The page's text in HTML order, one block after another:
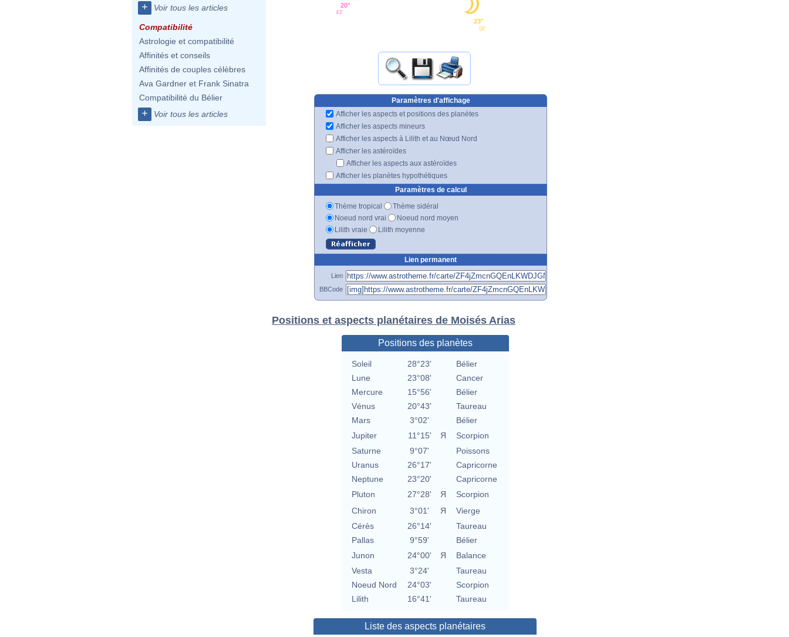
+ Voir tous les articles
Compatibilité
Astrologie et compatibilité
Affinités et conseils
Affinités de couples célèbres
Ava Gardner et Frank Sinatra
Compatibilité du Bélier
+ Voir tous les articles
20°
43'
23°
08'
Paramètres d'affichage
Afficher les aspects et positions des planètes
Afficher les aspects mineurs
Afficher les aspects à Lilith et au Nœud Nord
Afficher les astéroïdes
Afficher les aspects aux astéroïdes
Afficher les planètes hypothétiques
Paramètres de calcul
Thème tropical
Thème sidéral
Noeud nord vrai
Noeud nord moyen
Lilith vraie
Lilith moyenne
Lien permanent
Lien
BBCode
Positions et aspects planétaires de Moisés Arias
Positions des planètes
Soleil 28°23'
Bélier
Lune
23°08'
Cancer
Mercure
15°56'
Bélier
Vénus
20°43'
Taureau
Mars
3°02'
Bélier
Jupiter
11°15' Я
Scorpion
Saturne
9°07'
Poissons
Uranus
26°17'
Capricorne
Neptune
23°20'
Capricorne
Pluton
27°28' Я
Scorpion
Chiron
3°01' Я
Vierge
Cérès
26°14'
Taureau
Pallas
9°59'
Bélier
Junon
24°00' Я
Balance
Vesta
3°24'
Taureau
Noeud Nord
24°03'
Scorpion
Lilith
16°41' Taureau
Liste des aspects planétaires